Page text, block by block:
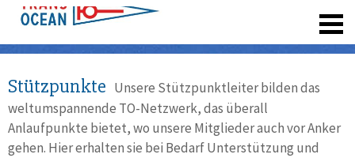
Stützpunkte Unsere Stützpunktleiter bilden das
weltumspannende TO-Netzwerk, das überall
Anlaufpunkte bietet, wo unsere Mitglieder auch vor Anker
gehen. Hier erhalten sie bei Bedarf Unterstützung und